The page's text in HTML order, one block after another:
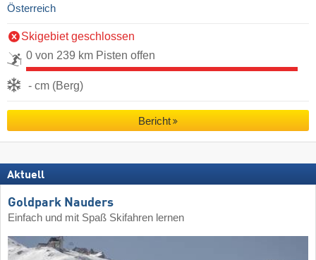
Österreich
Skigebiet geschlossen
0 von 239 km Pisten offen
- cm (Berg)
Bericht
Aktuell
Goldpark Nauders
Einfach und mit Spaß Skifahren lernen